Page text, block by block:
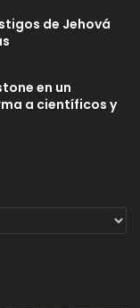
de Jehová
en un
a científicos y